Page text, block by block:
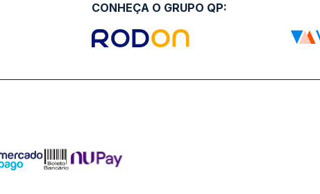
CONHEÇA O GRUPO QP: